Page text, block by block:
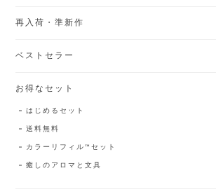
再入荷・準新作
ベストセラー
お得なセット
はじめるセット
送料無料
カラーリフィル™️セット
癒しのアロマと文具